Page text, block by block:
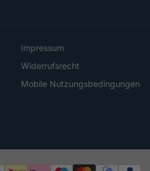
Impressum
Widerrufsrecht
Mobile Nutzungsbedingungen